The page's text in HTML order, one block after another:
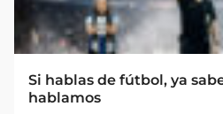
Si hablas de fútbol, ya
hablamos